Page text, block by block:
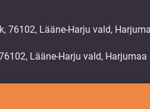
76102, Lääne-Harju vald,